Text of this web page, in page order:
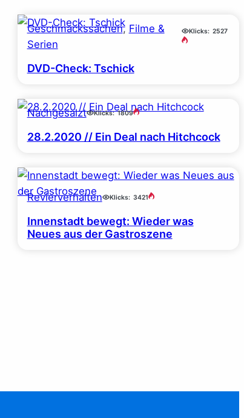
Geschmackssachen, Filme &
Serien
Klicks: 2527
DVD-Check: Tschick
Nachgesalzt Klicks: 1809
28.2.2020 // Ein Deal nach Hitchcock
Revierverhalten Klicks: 3421
Innenstadt bewegt: Wieder was
Neues aus der Gastroszene